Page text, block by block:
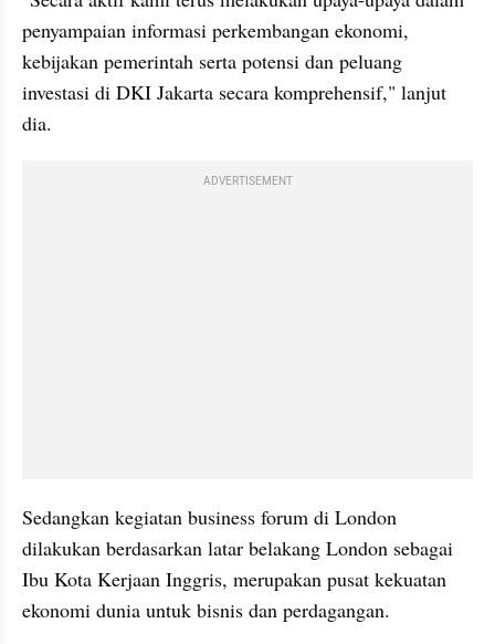
penyampaian informasi perkembangan ekonomi,
kebijakan pemerintah serta potensi dan peluang
investasi di DKI Jakarta secara komprehensif," lanjut
dia.
ADVERTISEMENT
Sedangkan kegiatan business forum di London
dilakukan berdasarkan latar belakang London sebagai
Ibu Kota Kerjaan Inggris, merupakan pusat kekuatan
ekonomi dunia untuk bisnis dan perdagangan.